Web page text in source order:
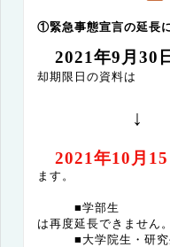
①緊急事態宣言の延長
2021年9 月 30
却期限日の資料は
↓
2021年10 月 15
ます。
■学部生 ：今回
は再度延長できません。
■大学院生・研究